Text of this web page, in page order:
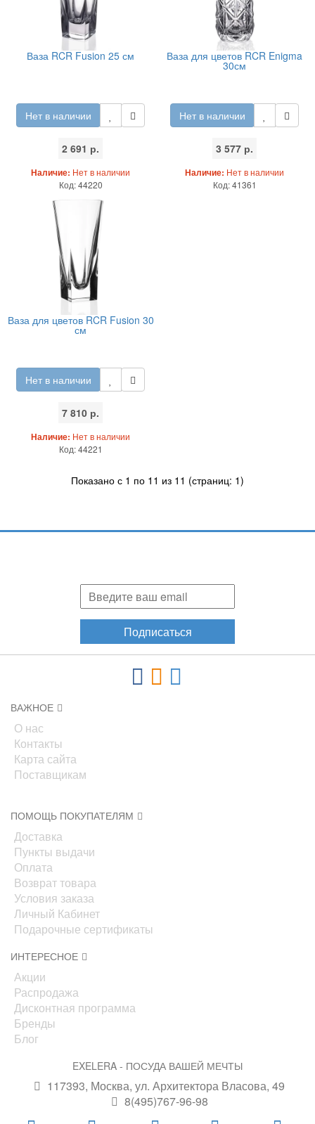
Ваза RCR Fusion 25 см
Нет в наличии
2 691 р.
Наличие: Нет в наличии
Код: 44220
Ваза для цветов RCR Enigma
30см
Нет в наличии
3 577 р.
Наличие: Нет в наличии
Код: 41361
Ваза для цветов RCR Fusion 30
см
Нет в наличии
7 810 р.
Наличие: Нет в наличии
Код: 44221
Показано с 1 по 11 из 11 (страниц: 1)
Подписаться
ВАЖНОЕ
О нас
Контакты
Карта сайта
Поставщикам
ПОМОЩЬ ПОКУПАТЕЛЯМ
Доставка
Пункты выдачи
Оплата
Возврат товара
Условия заказа
Личный Кабинет
Подарочные сертификаты
ИНТЕРЕСНОЕ
Акции
Распродажа
Дисконтная программа
Бренды
Блог
EXELERA - ПОСУДА ВАШЕЙ МЕЧТЫ
117393, Москва, ул. Архитектора Власова, 49
8(495)767-96-98
info@exelera.ru